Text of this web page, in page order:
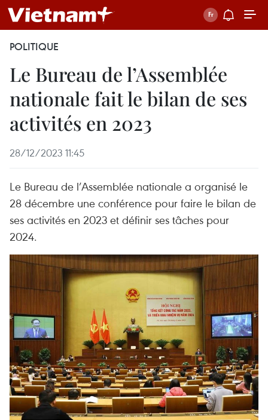
POLITIQUE
Le Bureau de l’Assemblée
nationale fait le bilan de ses
activités en 2023
28/12/2023 11:45
Le Bureau de l’Assemblée nationale a organisé le
28 décembre une conférence pour faire le bilan de
ses activités en 2023 et définir ses tâches pour
2024.